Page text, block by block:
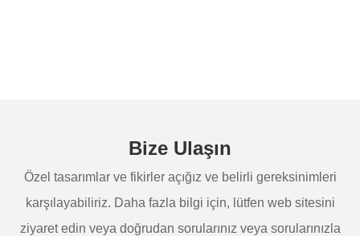
Bize Ulaşın
Özel tasarımlar ve fikirler açığız ve belirli gereksinimleri
karşılayabiliriz. Daha fazla bilgi için, lütfen web sitesini
ziyaret edin veya doğrudan sorularınız veya sorularınızla